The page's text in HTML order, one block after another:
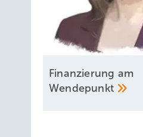
Finanzierung am
Wendepunkt